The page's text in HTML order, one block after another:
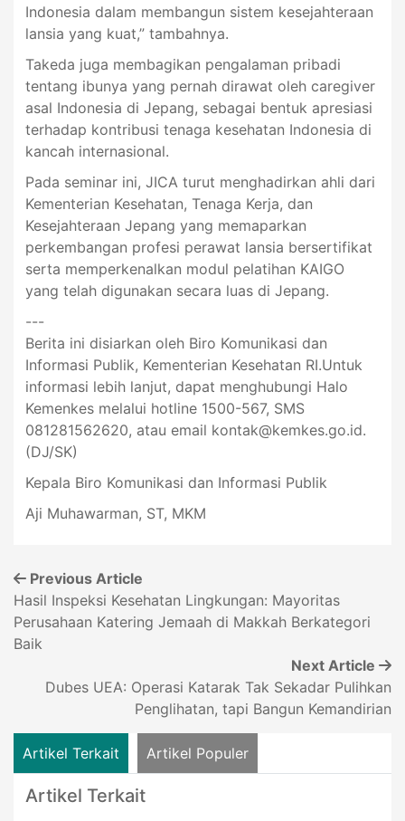
Indonesia dalam membangun sistem kesejahteraan
lansia yang kuat,” tambahnya.
Takeda juga membagikan pengalaman pribadi
tentang ibunya yang pernah dirawat oleh caregiver
asal Indonesia di Jepang, sebagai bentuk apresiasi
terhadap kontribusi tenaga kesehatan Indonesia di
kancah internasional.
Pada seminar ini, JICA turut menghadirkan ahli dari
Kementerian Kesehatan, Tenaga Kerja, dan
Kesejahteraan Jepang yang memaparkan
perkembangan profesi perawat lansia bersertifikat
serta memperkenalkan modul pelatihan KAIGO
yang telah digunakan secara luas di Jepang.
---
Berita ini disiarkan oleh Biro Komunikasi dan
Informasi Publik, Kementerian Kesehatan RI.Untuk
informasi lebih lanjut, dapat menghubungi Halo
Kemenkes melalui hotline 1500-567, SMS
081281562620, atau email kontak@kemkes.go.id.
(DJ/SK)
Kepala Biro Komunikasi dan Informasi Publik
Aji Muhawarman, ST, MKM
Previous Article
Hasil Inspeksi Kesehatan Lingkungan: Mayoritas
Perusahaan Katering Jemaah di Makkah Berkategori
Baik
Next Article
Dubes UEA: Operasi Katarak Tak Sekadar Pulihkan
Penglihatan, tapi Bangun Kemandirian
Artikel Terkait Artikel Populer
Artikel Terkait